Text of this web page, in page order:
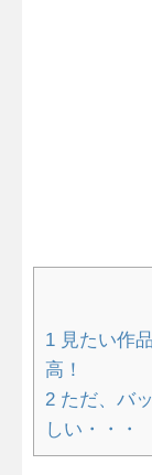
1 見たい作
高！
2 ただ、バ
しい・・・